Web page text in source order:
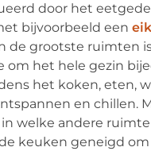
door het
bijvoorbeeld een
de grootste ruimten
om het hele gezin
het koken, eten,
en chillen.
welke andere
keuken geneigd